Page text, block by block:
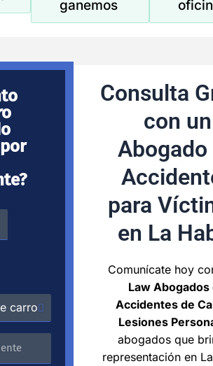
ganemos
Consulta
con un
Abogado
para
en La
Comunícate hoy
Law Abogados
Accidentes de
Lesiones
abogados que
representación en